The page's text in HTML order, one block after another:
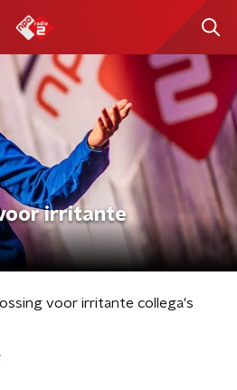
irritante
voor irritante collega's